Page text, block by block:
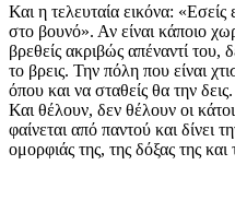
Και η τελευταία εικόνα:
στο βουνό». Αν είναι κάποιο
βρεθείς ακριβώς απέναντί του,
το βρεις. Την πόλη που είναι
όπου και να σταθείς θα την
Και θέλουν, δεν θέλουν οι
φαίνεται από παντού και δίνει
ομορφιάς της, της δόξας της